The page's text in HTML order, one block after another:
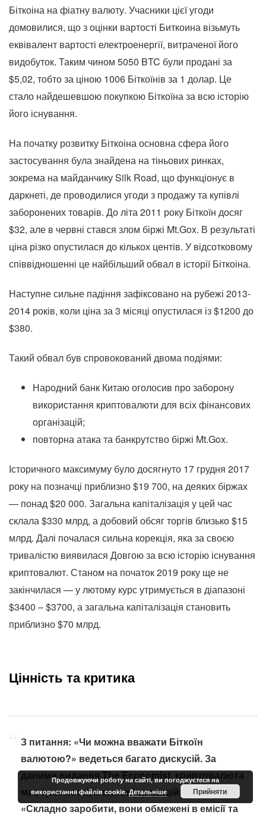
Біткоіна на фіатну валюту. Учасники цієї угоди
домовилися, що з оцінки вартості Биткоина візьмуть
еквівалент вартості електроенергії, витраченої його
видобуток. Таким чином 5050 BTC були продані за
$5,02, тобто за ціною 1006 Біткоїнів за 1 долар. Це
стало найдешевшою покупкою Біткоїна за всю історію
його існування.
На початку розвитку Біткоіна основна сфера його
застосування була знайдена на тіньових ринках,
зокрема на майданчику Silk Road, що функціонує в
даркнеті, де проводилися угоди з продажу та купівлі
заборонених товарів. До літа 2011 року Біткоїн досяг
$32, але в червні стався злом біржі Mt.Gox. В результаті
ціна різко опустилася до кількох центів. У відсотковому
співвідношенні це найбільший обвал в історії Біткоіна.
Наступне сильне падіння зафіксовано на рубежі 2013-
2014 років, коли ціна за 3 місяці опустилася із $1200 до
$380.
Такий обвал був спровокований двома подіями:
Народний банк Китаю оголосив про заборону
використання криптовалюти для всіх фінансових
організацій;
повторна атака та банкрутство біржі Mt.Gox.
Історичного максимуму було досягнуто 17 грудня 2017
року на позначці приблизно $19 700, на деяких біржах
— понад $20 000. Загальна капіталізація у цей час
склала $330 млрд, а добовий обсяг торгів близько $15
млрд. Далі почалася сильна корекція, яка за своєю
тривалістю виявилася Довгою за всю історію існування
криптовалют. Станом на початок 2019 року ще не
закінчилася — у лютому курс утримується в діапазоні
$3400 – $3700, а загальна капіталізація становить
приблизно $70 млрд.
Цінність та критика
З питання: «Чи можна вважати Біткоїн
валютою?» ведеться багато дискусій. За
даними видання The Economist, криптовалюта
має три якості, властиві традиційним грошам:
«Складно заробити, вони обмежені в емісії та
Продовжуючи роботу на сайті, ви погоджуєтеся на
використання файлів cookie.Детальніше Прийняти